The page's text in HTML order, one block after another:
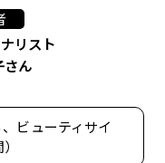
リスト
さん
ビューティサイ